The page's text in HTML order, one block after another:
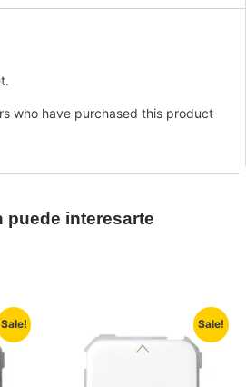
who have purchased this product
puede interesarte
Sale! Sale!